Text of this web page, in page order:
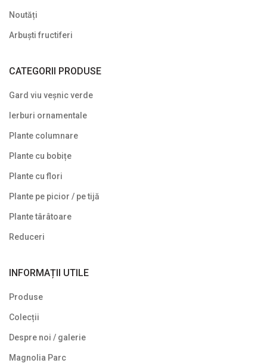
Noutăți
Arbuști fructiferi
CATEGORII PRODUSE
Gard viu veșnic verde
Ierburi ornamentale
Plante columnare
Plante cu bobițe
Plante cu flori
Plante pe picior / pe tijă
Plante târâtoare
Reduceri
INFORMAȚII UTILE
Produse
Colecții
Despre noi / galerie
Magnolia Parc